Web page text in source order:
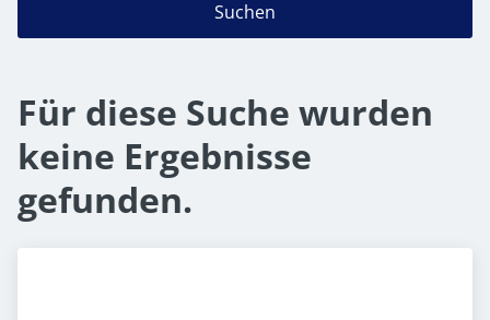
Suchen
Für diese Suche wurden
keine Ergebnisse
gefunden.